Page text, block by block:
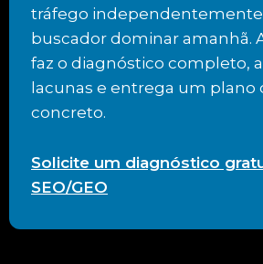
tráfego independentemente
buscador dominar amanhã.
faz o diagnóstico completo,
lacunas e entrega um plano
concreto.
Solicite um diagnóstico
SEO/GEO